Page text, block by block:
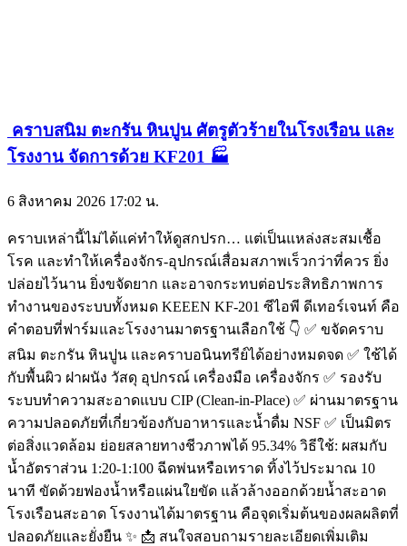
คราบสนิม ตะกรัน หินปูน ศัตรูตัวร้ายในโรงเรือน และ
โรงงาน จัดการด้วย KF201 🏭
6 สิงหาคม 2026 17:02 น.
คราบเหล่านี้ไม่ได้แค่ทำให้ดูสกปรก… แต่เป็นแหล่งสะสมเชื้อ
โรค และทำให้เครื่องจักร-อุปกรณ์เสื่อมสภาพเร็วกว่าที่ควร ยิ่ง
ปล่อยไว้นาน ยิ่งขจัดยาก และอาจกระทบต่อประสิทธิภาพการ
ทำงานของระบบทั้งหมด KEEEN KF-201 ซีไอพี ดีเทอร์เจนท์ คือ
คำตอบที่ฟาร์มและโรงงานมาตรฐานเลือกใช้ 👇 ✅ ขจัดคราบ
สนิม ตะกรัน หินปูน และคราบอนินทรีย์ได้อย่างหมดจด ✅ ใช้ได้
กับพื้นผิว ฝาผนัง วัสดุ อุปกรณ์ เครื่องมือ เครื่องจักร ✅ รองรับ
ระบบทำความสะอาดแบบ CIP (Clean-in-Place) ✅ ผ่านมาตรฐาน
ความปลอดภัยที่เกี่ยวข้องกับอาหารและน้ำดื่ม NSF ✅ เป็นมิตร
ต่อสิ่งแวดล้อม ย่อยสลายทางชีวภาพได้ 95.34% วิธีใช้: ผสมกับ
น้ำอัตราส่วน 1:20-1:100 ฉีดพ่นหรือเทราด ทิ้งไว้ประมาณ 10
นาที ขัดด้วยฟองน้ำหรือแผ่นใยขัด แล้วล้างออกด้วยน้ำสะอาด
โรงเรือนสะอาด โรงงานได้มาตรฐาน คือจุดเริ่มต้นของผลผลิตที่
ปลอดภัยและยั่งยืน ✨ 📩 สนใจสอบถามรายละเอียดเพิ่มเติม